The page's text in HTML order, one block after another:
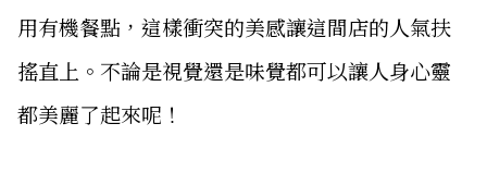
用有機餐點，這樣衝突的美感讓這間店的人氣扶
搖直上。不論是視覺還是味覺都可以讓人身心靈
都美麗了起來呢！